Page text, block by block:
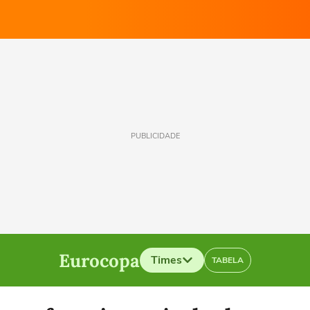
PUBLICIDADE
Eurocopa Times TABELA